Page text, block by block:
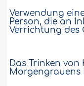
Verwendung
Person, die an
Verrichtung des
Das Trinken von
Morgengrauens